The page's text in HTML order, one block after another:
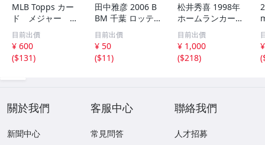
MLB Topps カー
ド メジャー 1
00枚 2
目前出價
¥ 600
($131)
田中雅彦 2006 B
BM 千葉 ロッテ
マリーンズ トレ
カ プロ野球 カー
ド M37 スポーツ
アスリート トレ
目前出價
¥ 50
($11)
松井秀喜 1998年
ホームランカード
150号 記念カード
3枚セット 読売ジ
ャイアンツ 日本
テレビ 劇空間プ
目前出價
¥ 1,000
($218)
(
關於我們
新聞中心
客服中心
常見問答
聯絡我們
人才招募